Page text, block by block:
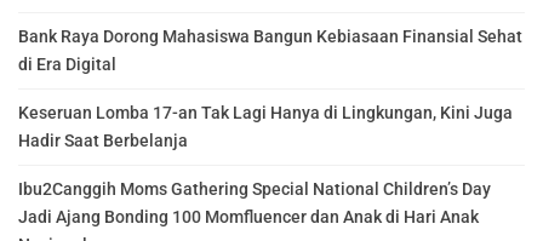
Bank Raya Dorong Mahasiswa Bangun Kebiasaan Finansial Sehat
di Era Digital
Keseruan Lomba 17-an Tak Lagi Hanya di Lingkungan, Kini Juga
Hadir Saat Berbelanja
Ibu2Canggih Moms Gathering Special National Children’s Day
Jadi Ajang Bonding 100 Momfluencer dan Anak di Hari Anak